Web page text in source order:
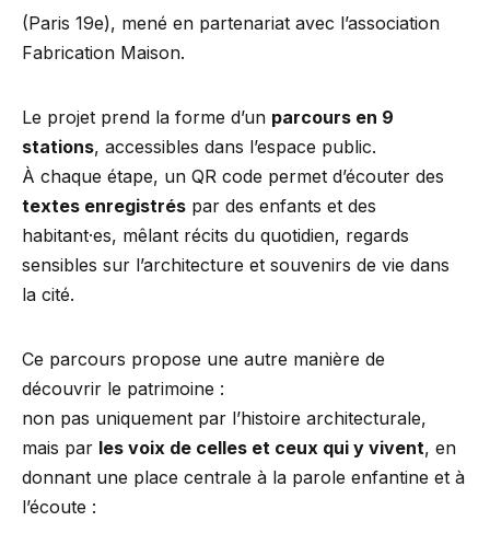
(Paris 19e), mené en partenariat avec l’association
Fabrication Maison.
Le projet prend la forme d’un parcours en 9
stations, accessibles dans l’espace public.
À chaque étape, un QR code permet d’écouter des
textes enregistrés par des enfants et des
habitant·es, mêlant récits du quotidien, regards
sensibles sur l’architecture et souvenirs de vie dans
la cité.
Ce parcours propose une autre manière de
découvrir le patrimoine :
non pas uniquement par l’histoire architecturale,
mais par les voix de celles et ceux qui y vivent, en
donnant une place centrale à la parole enfantine et à
l’écoute :